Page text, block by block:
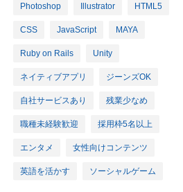
Photoshop Illustrator HTML5
CSS JavaScript MAYA
Ruby on Rails Unity
ネイティブアプリ ジーンズOK
自社サービスあり 残業少なめ
職種未経験歓迎 採用枠5名以上
エンタメ 女性向けコンテンツ
英語を活かす ソーシャルゲーム